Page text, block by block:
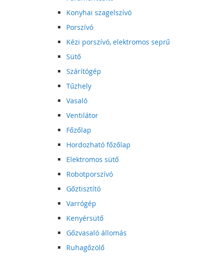
Konyhai szagelszívó
Porszívó
Kézi porszívó, elektromos seprű
Sütő
Szárítógép
Tűzhely
Vasaló
Ventilátor
Főzőlap
Hordozható főzőlap
Elektromos sütő
Robotporszívó
Gőztisztító
Varrógép
Kenyérsütő
Gőzvasaló állomás
Ruhagőzölő